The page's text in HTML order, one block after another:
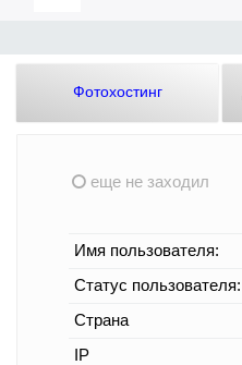
Фотохостинг
еще не заходил
Имя пользователя:
Статус пользователя:
Страна
IP